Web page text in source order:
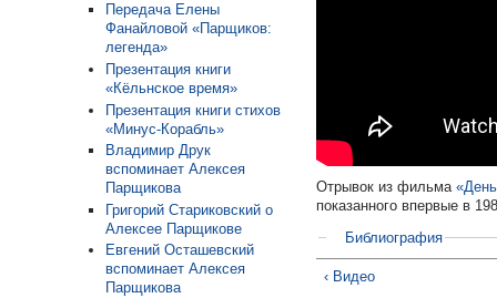
Передача Елены
Фанайловой «Парщиков:
легенда»
Презентация книги
«Кёльнское время»
Презентация книги стихов
«Минус-Корабль»
Владимир Друк
вспоминает Алексея
Парщикова
Григорий Стариковский о
Алексее Парщикове
Евгений Осташевский
вспоминает Алексея
Парщикова
Отрывок из фильма
показанного впервые в
Библиография
‹ Видео